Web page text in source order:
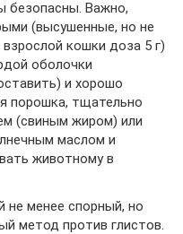
безопасны. Важно,
(высушенные, но не
кошки доза 5 г)
оболочки
и хорошо
порошка, тщательно
(свиным жиром) или
маслом и
животному в
не менее спорный, но
метод против глистов.